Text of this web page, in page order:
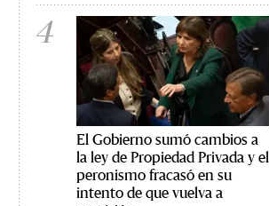
4
El Gobierno sumó cambios a
la ley de Propiedad Privada y el
peronismo fracasó en su
intento de que vuelva a